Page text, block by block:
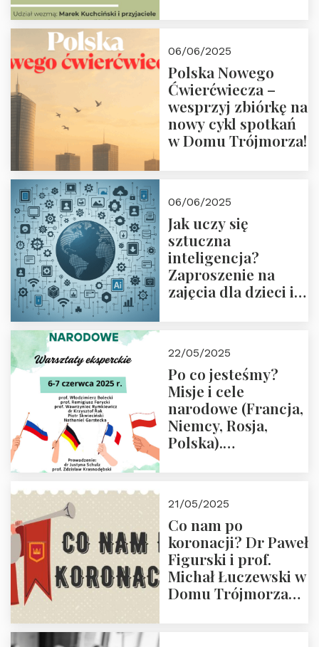
18:00
06/06/2025
Polska Nowego
Ćwierćwiecza –
wesprzyj zbiórkę na
nowy cykl spotkań
w Domu Trójmorza!
06/06/2025
Jak uczy się
sztuczna
inteligencja?
Zaproszenie na
zajęcia dla dzieci i
22/05/2025
Po co jesteśmy?
Misje i cele
narodowe (Francja,
Niemcy, Rosja,
Polska).
Zapraszamy do
zapisów.
21/05/2025
Co nam po
koronacji? Dr Paweł
Figurski i prof.
Michał Łuczewski w
Domu Trójmorza